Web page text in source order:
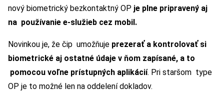
nový biometrický bezkontaktný OP je plne pripravený aj
na používanie e-služieb cez mobil.
Novinkou je, že čip umožňuje prezerať a kontrolovať si
biometrické aj ostatné údaje v ňom zapísané, a to
pomocou voľne prístupných aplikácií. Pri staršom type
OP je to možné len na oddelení dokladov.